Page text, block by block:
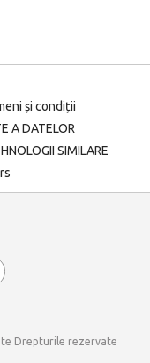
și condiții
A DATELOR
SIMILARE
Drepturile rezervate